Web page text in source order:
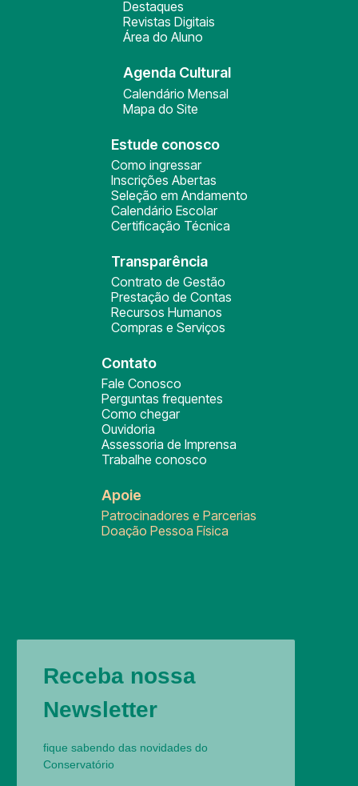
Destaques
Revistas Digitais
Área do Aluno
Agenda Cultural
Calendário Mensal
Mapa do Site
Estude conosco
Como ingressar
Inscrições Abertas
Seleção em Andamento
Calendário Escolar
Certificação Técnica
Transparência
Contrato de Gestão
Prestação de Contas
Recursos Humanos
Compras e Serviços
Contato
Fale Conosco
Perguntas frequentes
Como chegar
Ouvidoria
Assessoria de Imprensa
Trabalhe conosco
Apoie
Patrocinadores e Parcerias
Doação Pessoa Física